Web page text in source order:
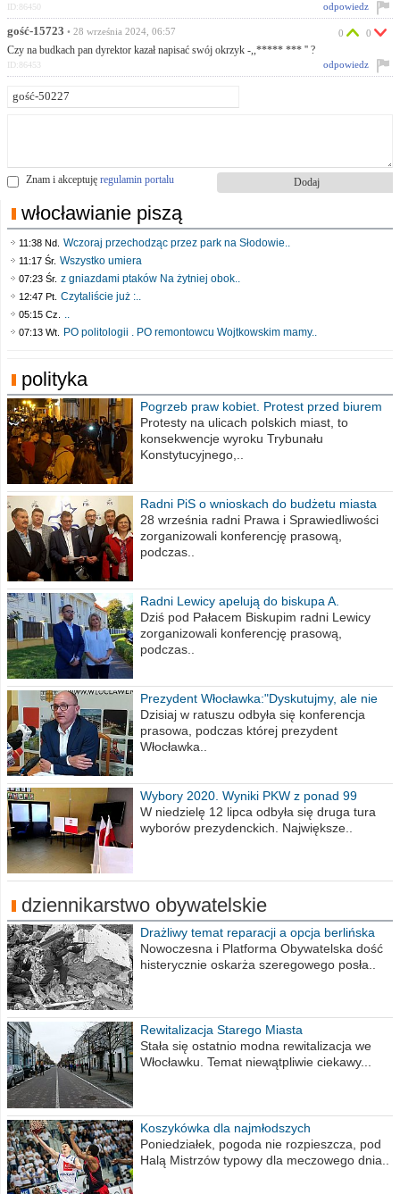
odpowiedz
ID:86450
gość-15723 • 28 września 2024, 06:57
Czy na budkach pan dyrektor kazał napisać swój okrzyk -,,***** *** '' ?
0 0
odpowiedz
ID:86453
Znam i akceptuję regulamin portalu
włocławianie piszą
11:38 Nd. Wczoraj przechodząc przez park na Słodowie..
11:17 Śr. Wszystko umiera
07:23 Śr. z gniazdami ptaków Na żytniej obok..
12:47 Pt. Czytaliście już :..
05:15 Cz. ..
07:13 Wt. PO politologii . PO remontowcu Wojtkowskim mamy..
polityka
Pogrzeb praw kobiet. Protest przed biurem
poselskim PiS
Protesty na ulicach polskich miast, to
konsekwencje wyroku Trybunału
Konstytucyjnego,..
Radni PiS o wnioskach do budżetu miasta
na 2021 rok
28 września radni Prawa i Sprawiedliwości
zorganizowali konferencję prasową,
podczas..
Radni Lewicy apelują do biskupa A.
Wiesława Meringa
Dziś pod Pałacem Biskupim radni Lewicy
zorganizowali konferencję prasową,
podczas..
Prezydent Włocławka:"Dyskutujmy, ale nie
obrażajmy się”
Dzisiaj w ratuszu odbyła się konferencja
prasowa, podczas której prezydent
Włocławka..
Wybory 2020. Wyniki PKW z ponad 99
procent obwodów
W niedzielę 12 lipca odbyła się druga tura
wyborów prezydenckich. Największe..
dziennikarstwo obywatelskie
Drażliwy temat reparacji a opcja berlińska
Nowoczesna i Platforma Obywatelska dość
histerycznie oskarża szeregowego posła..
Rewitalizacja Starego Miasta
Stała się ostatnio modna rewitalizacja we
Włocławku. Temat niewątpliwie ciekawy...
Koszykówka dla najmłodszych
Poniedziałek, pogoda nie rozpieszcza, pod
Halą Mistrzów typowy dla meczowego dnia..